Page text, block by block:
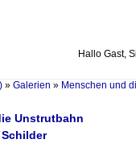
Hallo Gast,
» Galerien » Menschen und
Unstrutbahn